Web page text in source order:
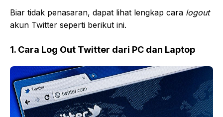
Biar tidak penasaran, dapat lihat lengkap cara logout
akun Twitter seperti berikut ini.
1. Cara Log Out Twitter dari PC dan Laptop